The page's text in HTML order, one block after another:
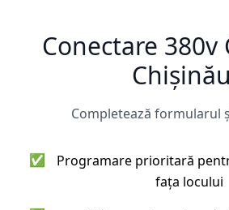
Conectare 380v
Chișinău
Completează formularul
✅
Programare prioritară
fața locului